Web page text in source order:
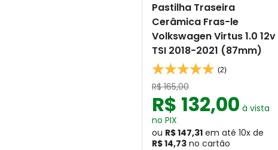
Pastilha Traseira
Cerâmica Fras-le
Volkswagen Virtus 1.0 12v
TSI 2018-2021 (87mm)
(2)
R$ 165,00
R$ 132,00 à vista
no PIX
ou R$ 147,31 em até 10x de
R$ 14,73 no cartão